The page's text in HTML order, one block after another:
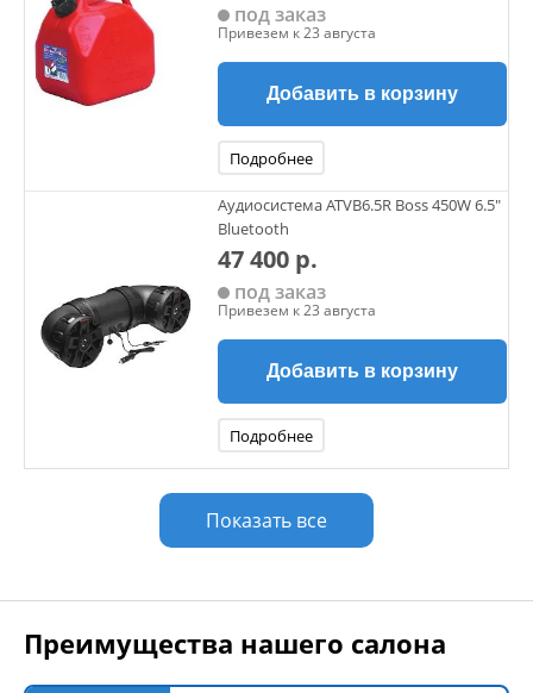
под заказ
Привезем к 23 августа
Добавить в корзину
Подробнее
Аудиосистема ATVB6.5R Boss 450W 6.5"
Bluetooth
47 400 р.
под заказ
Привезем к 23 августа
Добавить в корзину
Подробнее
Показать все
Преимущества нашего салона